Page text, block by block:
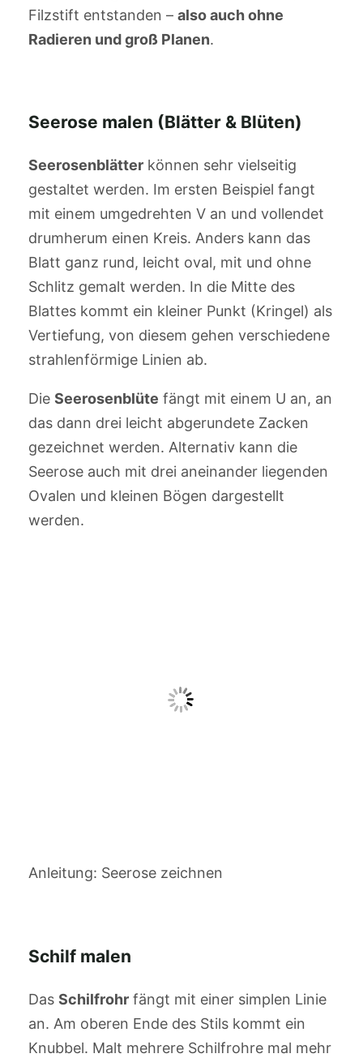
Filzstift entstanden – also auch ohne
Radieren und groß Planen.
Seerose malen (Blätter & Blüten)
Seerosenblätterkönnen sehr vielseitig
gestaltet werden. Im ersten Beispiel fangt
mit einem umgedrehten V an und vollendet
drumherum einen Kreis. Anders kann das
Blatt ganz rund, leicht oval, mit und ohne
Schlitz gemalt werden. In die Mitte des
Blattes kommt ein kleiner Punkt (Kringel) als
Vertiefung, von diesem gehen verschiedene
strahlenförmige Linien ab.
Die Seerosenblüte fängt mit einem U an, an
das dann drei leicht abgerundete Zacken
gezeichnet werden. Alternativ kann die
Seerose auch mit drei aneinander liegenden
Ovalen und kleinen Bögen dargestellt
werden.
Anleitung: Seerose zeichnen
Schilf malen
Das Schilfrohrfängt mit einer simplen Linie
an. Am oberen Ende des Stils kommt ein
Knubbel. Malt mehrere Schilfrohre mal mehr